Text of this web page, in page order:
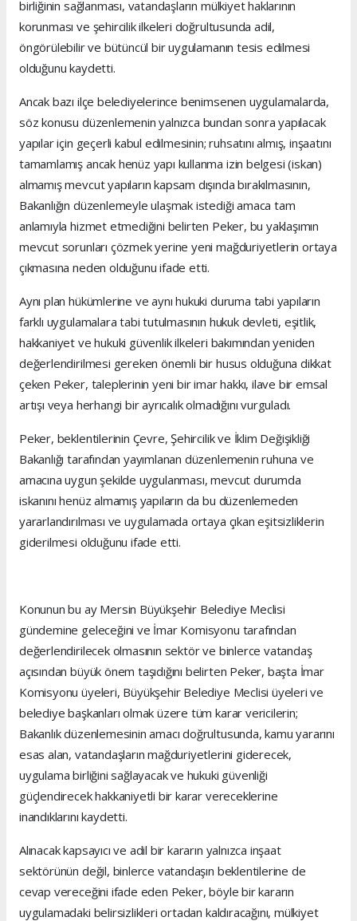
birliğinin sağlanması, vatandaşların mülkiyet haklarının
korunması ve şehircilik ilkeleri doğrultusunda adil,
öngörülebilir ve bütüncül bir uygulamanın tesis edilmesi
olduğunu kaydetti.
Ancak bazı ilçe belediyelerince benimsenen uygulamalarda,
söz konusu düzenlemenin yalnızca bundan sonra yapılacak
yapılar için geçerli kabul edilmesinin; ruhsatını almış, inşaatını
tamamlamış ancak henüz yapı kullanma izin belgesi (iskan)
almamış mevcut yapıların kapsam dışında bırakılmasının,
Bakanlığın düzenlemeyle ulaşmak istediği amaca tam
anlamıyla hizmet etmediğini belirten Peker, bu yaklaşımın
mevcut sorunları çözmek yerine yeni mağduriyetlerin ortaya
çıkmasına neden olduğunu ifade etti.
Aynı plan hükümlerine ve aynı hukuki duruma tabi yapıların
farklı uygulamalara tabi tutulmasının hukuk devleti, eşitlik,
hakkaniyet ve hukuki güvenlik ilkeleri bakımından yeniden
değerlendirilmesi gereken önemli bir husus olduğuna dikkat
çeken Peker, taleplerinin yeni bir imar hakkı, ilave bir emsal
artışı veya herhangi bir ayrıcalık olmadığını vurguladı.
Peker, beklentilerinin Çevre, Şehircilik ve İklim Değişikliği
Bakanlığı tarafından yayımlanan düzenlemenin ruhuna ve
amacına uygun şekilde uygulanması, mevcut durumda
iskanını henüz almamış yapıların da bu düzenlemeden
yararlandırılması ve uygulamada ortaya çıkan eşitsizliklerin
giderilmesi olduğunu ifade etti.
Konunun bu ay Mersin Büyükşehir Belediye Meclisi
gündemine geleceğini ve İmar Komisyonu tarafından
değerlendirilecek olmasının sektör ve binlerce vatandaş
açısından büyük önem taşıdığını belirten Peker, başta İmar
Komisyonu üyeleri, Büyükşehir Belediye Meclisi üyeleri ve
belediye başkanları olmak üzere tüm karar vericilerin;
Bakanlık düzenlemesinin amacı doğrultusunda, kamu yararını
esas alan, vatandaşların mağduriyetlerini giderecek,
uygulama birliğini sağlayacak ve hukuki güvenliği
güçlendirecek hakkaniyetli bir karar vereceklerine
inandıklarını kaydetti.
Alınacak kapsayıcı ve adil bir kararın yalnızca inşaat
sektörünün değil, binlerce vatandaşın beklentilerine de
cevap vereceğini ifade eden Peker, böyle bir kararın
uygulamadaki belirsizlikleri ortadan kaldıracağını, mülkiyet